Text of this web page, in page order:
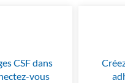
CSF dans
vous